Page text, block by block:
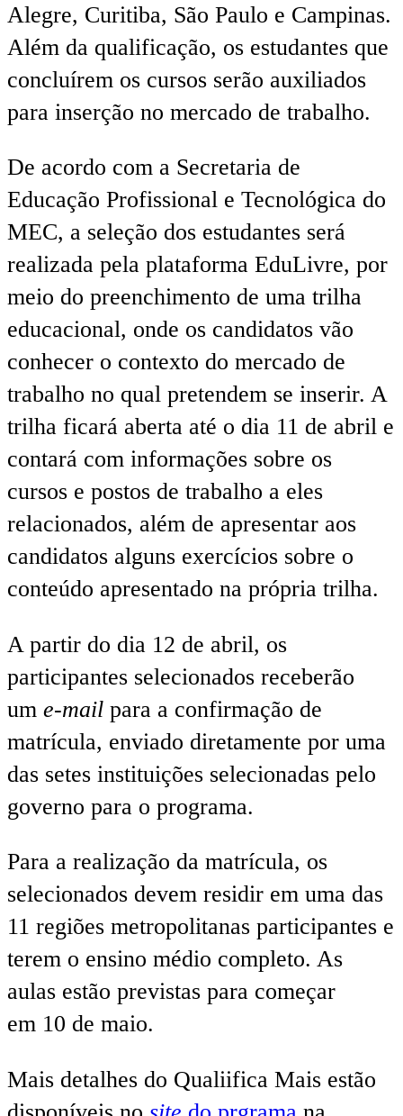
Alegre, Curitiba, São Paulo e Campinas.
Além da qualificação, os estudantes que
concluírem os cursos serão auxiliados
para inserção no mercado de trabalho.
De acordo com a Secretaria de
Educação Profissional e Tecnológica do
MEC, a seleção dos estudantes será
realizada pela plataforma EduLivre, por
meio do preenchimento de uma trilha
educacional, onde os candidatos vão
conhecer o contexto do mercado de
trabalho no qual pretendem se inserir. A
trilha ficará aberta até o dia 11 de abril e
contará com informações sobre os
cursos e postos de trabalho a eles
relacionados, além de apresentar aos
candidatos alguns exercícios sobre o
conteúdo apresentado na própria trilha.
A partir do dia 12 de abril, os
participantes selecionados receberão
um e-mail para a confirmação de
matrícula, enviado diretamente por uma
das setes instituições selecionadas pelo
governo para o programa.
Para a realização da matrícula, os
selecionados devem residir em uma das
11 regiões metropolitanas participantes e
terem o ensino médio completo. As
aulas estão previstas para começar
em 10 de maio.
Mais detalhes do Qualiifica Mais estão